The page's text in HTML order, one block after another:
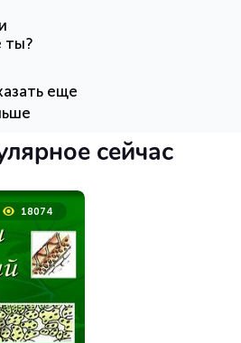
ты?
HTML - код
219798
еще
сейчас
18074